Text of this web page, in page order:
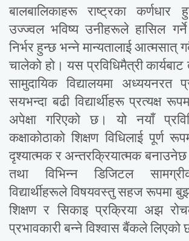
बालबालिकाहरू राष्ट्रका कर्णधार
उज्ज्वल भविष्य उनीहरूले हासिल
निर्भर हुन्छ भन्ने मान्यतालाई आत्मसात्
चालेको हो। यस प्रविधिमैत्री
सामुदायिक विद्यालयमा अध्ययनरत
सयभन्दा बढी विद्यार्थीहरू प्रत्यक्ष
अपेक्षा गरिएको छ। यो नयाँ
कक्षाकोठाको शिक्षण विधिलाई पूर्ण
दृश्यात्मक र अन्तरक्रियात्मक
तथा विभिन्न डिजिटल
विद्यार्थीहरूले विषयवस्तु सहज रूपमा
शिक्षण र सिकाइ प्रक्रिया अझ
प्रभावकारी बन्ने विश्वास बैंकले लिएको